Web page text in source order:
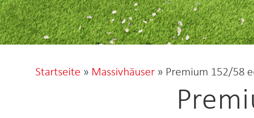
Startseite » Massivhäuser » Premium 152/58